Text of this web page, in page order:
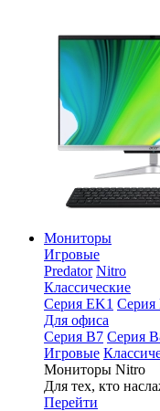
Мониторы
Игровые
Predator Nitro
Классические
Серия EK1 Серия
Для офиса
Серия B7 Серия
Игровые
Мониторы Nitro
Для тех, кто
Перейти